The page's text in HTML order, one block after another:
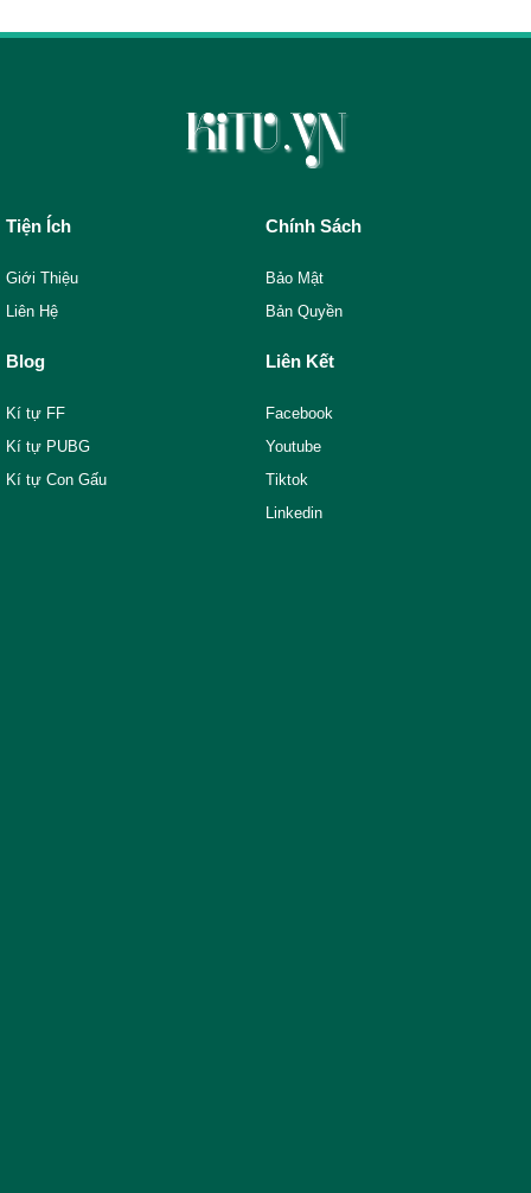
Tiện Ích
Giới Thiệu
Liên Hệ
Chính Sách
Bảo Mật
Bản Quyền
Blog
Kí tự FF
Kí tự PUBG
Kí tự Con Gấu
Liên Kết
Facebook
Youtube
Tiktok
Linkedin